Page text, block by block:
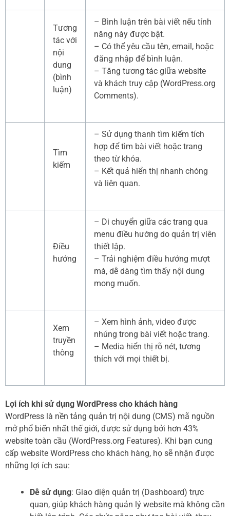
Tương
tác với
nội
dung
(bình
luận)
– Bình luận trên bài viết nếu tính
năng này được bật.
– Có thể yêu cầu tên, email, hoặc
đăng nhập để bình luận.
– Tăng tương tác giữa website
và khách truy cập (WordPress.org
Comments).
Tìm
kiếm
– Sử dụng thanh tìm kiếm tích
hợp để tìm bài viết hoặc trang
theo từ khóa.
– Kết quả hiển thị nhanh chóng
và liên quan.
Điều
hướng
– Di chuyển giữa các trang qua
menu điều hướng do quản trị viên
thiết lập.
– Trải nghiệm điều hướng mượt
mà, dễ dàng tìm thấy nội dung
mong muốn.
Xem
truyền
thông
– Xem hình ảnh, video được
nhúng trong bài viết hoặc trang.
– Media hiển thị rõ nét, tương
thích với mọi thiết bị.
Lợi ích khi sử dụng WordPress cho khách hàng
WordPress là nền tảng quản trị nội dung (CMS) mã nguồn
mở phổ biến nhất thế giới, được sử dụng bởi hơn 43%
website toàn cầu (WordPress.org Features). Khi bạn cung
cấp website WordPress cho khách hàng, họ sẽ nhận được
những lợi ích sau:
Dễ sử dụng: Giao diện quản trị (Dashboard) trực
quan, giúp khách hàng quản lý website mà không cần